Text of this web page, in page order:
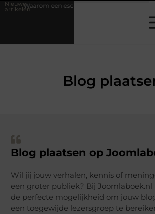
Nieuwe
artikelen
een escaperoom de ideale keuze is voor een
Blog
Blog plaatsen op
Wil jij jouw verhalen, kennis of
een groter publiek? Bij Joomlaboek.nl
de perfecte mogelijkheid om jouw
een toegewijde lezersgroep te